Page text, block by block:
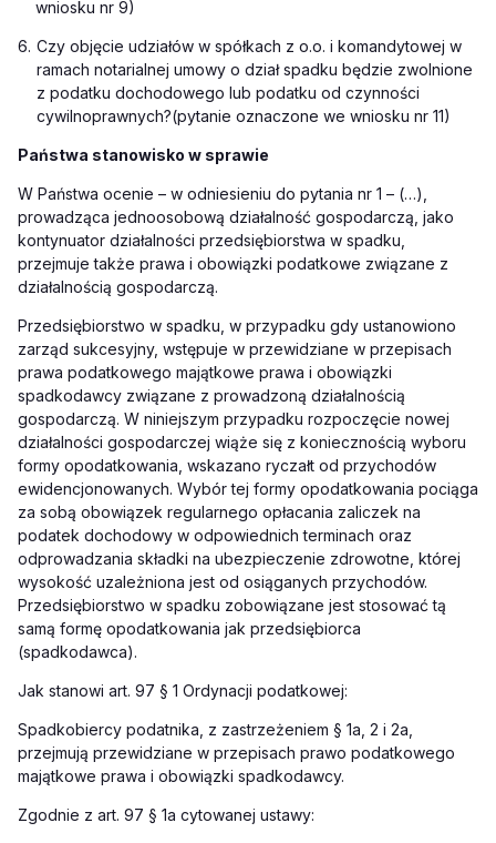
wniosku nr 9)
6. Czy objęcie udziałów w spółkach z o.o. i komandytowej w
ramach notarialnej umowy o dział spadku będzie zwolnione
z podatku dochodowego lub podatku od czynności
cywilnoprawnych?(pytanie oznaczone we wniosku nr 11)
Państwa stanowisko w sprawie
W Państwa ocenie – w odniesieniu do pytania nr 1 – (…)
prowadząca jednoosobową działalność gospodarczą, jako
kontynuator działalności przedsiębiorstwa w spadku,
przejmuje także prawa i obowiązki podatkowe związane z
działalnością gospodarczą.
Przedsiębiorstwo w spadku, w przypadku gdy ustanowiono
zarząd sukcesyjny, wstępuje w przewidziane w przepisach
prawa podatkowego majątkowe prawa i obowiązki
spadkodawcy związane z prowadzoną działalnością
gospodarczą. W niniejszym przypadku rozpoczęcie nowej
działalności gospodarczej wiąże się z koniecznością wyboru
formy opodatkowania, wskazano ryczałt od przychodów
ewidencjonowanych. Wybór tej formy opodatkowania pociąga
za sobą obowiązek regularnego opłacania zaliczek na
podatek dochodowy w odpowiednich terminach oraz
odprowadzania składki na ubezpieczenie zdrowotne, której
wysokość uzależniona jest od osiąganych przychodów.
Przedsiębiorstwo w spadku zobowiązane jest stosować tą
samą formę opodatkowania jak przedsiębiorca
(spadkodawca).
Jak stanowi art. 97 § 1 Ordynacji podatkowej:
Spadkobiercy podatnika, z zastrzeżeniem § 1a, 2 i 2a,
przejmują przewidziane w przepisach prawo podatkowego
majątkowe prawa i obowiązki spadkodawcy.
Zgodnie z art. 97 § 1a cytowanej ustawy: